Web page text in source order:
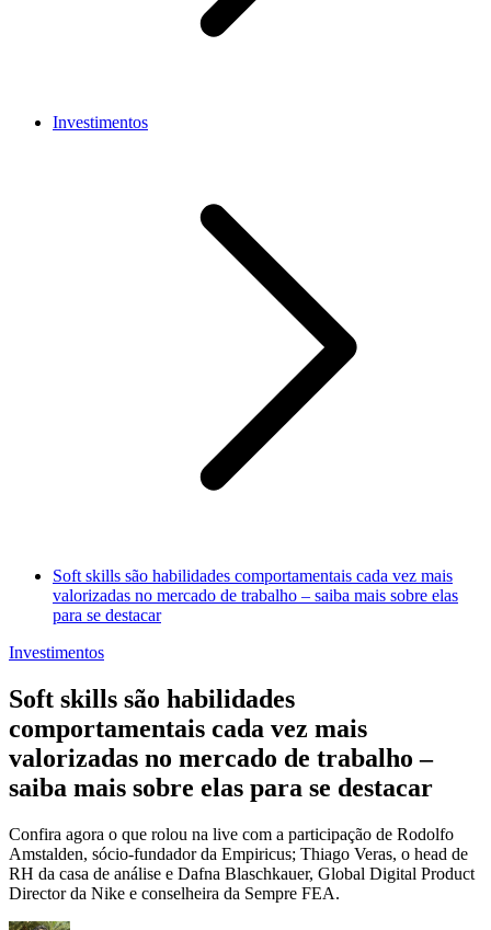
Investimentos
Soft skills são habilidades comportamentais cada vez mais
valorizadas no mercado de trabalho – saiba mais sobre elas
para se destacar
Investimentos
Soft skills são habilidades
comportamentais cada vez mais
valorizadas no mercado de trabalho –
saiba mais sobre elas para se destacar
Confira agora o que rolou na live com a participação de Rodolfo
Amstalden, sócio-fundador da Empiricus; Thiago Veras, o head de
RH da casa de análise e Dafna Blaschkauer, Global Digital Product
Director da Nike e conselheira da Sempre FEA.